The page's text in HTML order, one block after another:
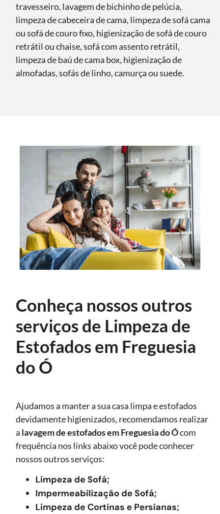
travesseiro, lavagem de bichinho de pelúcia,
limpeza de cabeceira de cama, limpeza de sofá cama
ou sofá de couro fixo, higienização de sofá de couro
retrátil ou chaise, sofá com assento retrátil,
limpeza de baú de cama box, higienização de
almofadas, sofás de linho, camurça ou suede.
Conheça nossos outros
serviços de Limpeza de
Estofados em Freguesia
do Ó
Ajudamos a manter a sua casa limpa e estofados
devidamente higienizados, recomendamos realizar
a lavagem de estofadosem Freguesia do Ócom
frequência nos links abaixo você pode conhecer
nossos outros serviços:
Limpeza de Sofá;
Impermeabilização de Sofá;
Limpeza de Cortinas e Persianas;